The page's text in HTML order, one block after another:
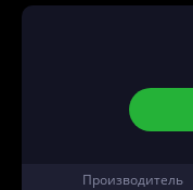
Производитель